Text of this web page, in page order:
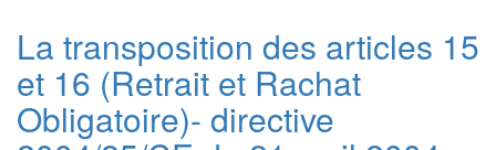
La transposition des articles 15
et 16 (Retrait et Rachat
Obligatoire)- directive